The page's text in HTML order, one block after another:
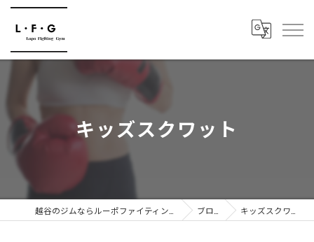
キッズスクワット
ブログ キッズスクワット